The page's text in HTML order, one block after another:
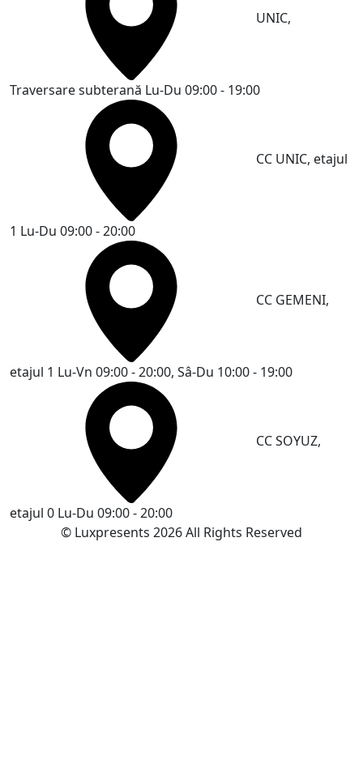
UNIC,
Traversare subterană Lu-Du 09:00 - 19:00
CC UNIC, etajul
1 Lu-Du 09:00 - 20:00
CC GEMENI,
etajul 1 Lu-Vn 09:00 - 20:00, Sâ-Du 10:00 - 19:00
CC SOYUZ,
etajul 0 Lu-Du 09:00 - 20:00
© Luxpresents 2026 All Rights Reserved